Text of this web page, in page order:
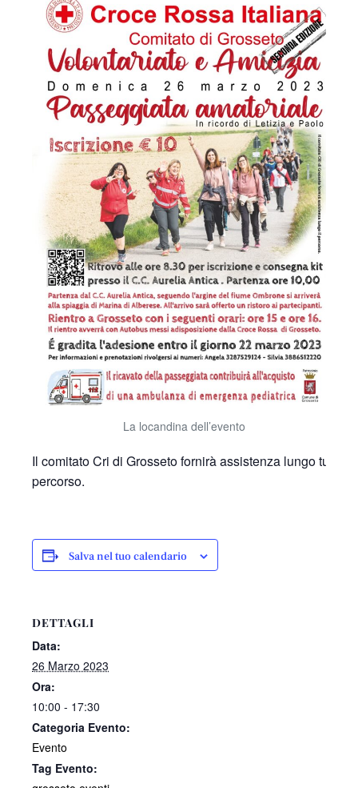
La locandina dell’evento
Il comitato Cri di Grosseto fornirà assistenza lungo tutto il
percorso.
Salva nel tuo calendario
DETTAGLI
Data:
26 Marzo 2023
Ora:
10:00 - 17:30
Categoria Evento:
Evento
Tag Evento: